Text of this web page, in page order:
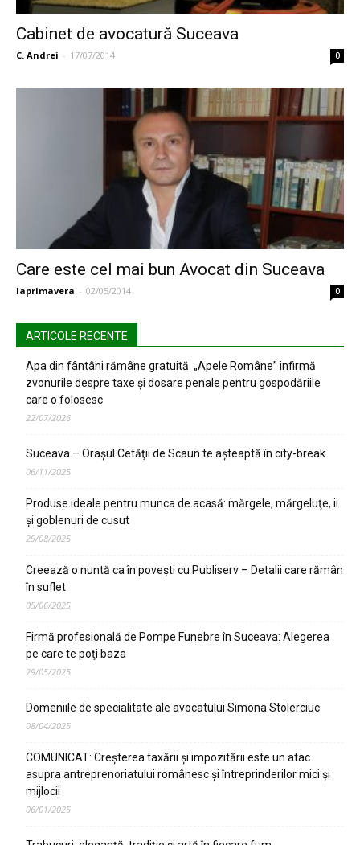
Cabinet de avocatură Suceava
C. Andrei - 17/07/2014 0
Care este cel mai bun Avocat din Suceava
laprimavera - 02/05/2014 0
ARTICOLE RECENTE
Apa din fântâni rămâne gratuită. „Apele Române” infirmă
zvonurile despre taxe și dosare penale pentru gospodăriile
care o folosesc
22/07/2026
Suceava – Oraşul Cetăţii de Scaun te aşteaptă în city-break
06/11/2025
Produse ideale pentru munca de acasă: mărgele, mărgeluţe, ii
şi goblenuri de cusut
29/08/2025
Creează o nuntă ca în poveşti cu Publiserv – Detalii care rămân
în suflet
05/06/2025
Firmă profesională de Pompe Funebre în Suceava: Alegerea
pe care te poţi baza
29/05/2025
Domeniile de specialitate ale avocatului Simona Stolerciuc
08/04/2025
COMUNICAT: Creșterea taxării și impozitării este un atac
asupra antreprenoriatului românesc și întreprinderilor mici și
mijlocii
06/01/2025